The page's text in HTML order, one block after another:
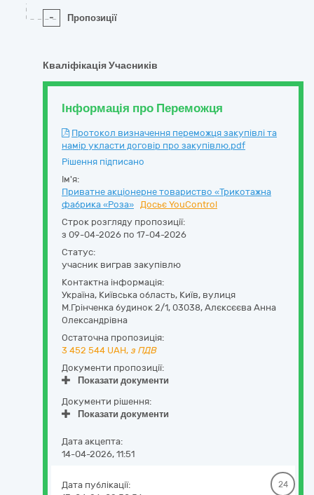
- Пропозиції
Кваліфікація Учасників
Інформація про Переможця
Протокол визначення переможця закупівлі та
намір укласти договір про закупівлю.pdf
Рішення підписано
Ім'я:
Приватне акціонерне товариство «Трикотажна
фабрика «Роза» Досьє YouControl
Строк розгляду пропозиції:
з 09-04-2026 по 17-04-2026
Статус:
учасник виграв закупівлю
Контактна інформація:
Україна, Київська область, Київ, вулиця
М.Грінченка будинок 2/1, 03038, Алєксєєва Анна
Олександрівна
Остаточна пропозиція:
3 452 544 UAH, з ПДВ
Документи пропозиції:
Показати документи
Документи рішення:
Показати документи
Дата акцепта:
14-04-2026, 11:51
Дата публікації:
24